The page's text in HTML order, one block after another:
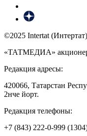
©2025 Intertat (Интертат)
«ТАТМЕДИА»
Редакция адресы:
420066, Татарстан
2нче йорт.
Редакция телефоны:
+7 (843) 222-0-999